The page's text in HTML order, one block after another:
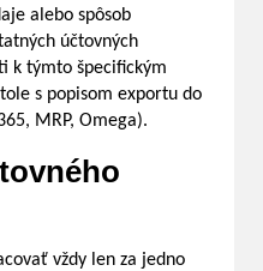
alebo spôsob
účtovných
k týmto špecifickým
s popisom exportu do
MRP, Omega).
vždy len za jedno